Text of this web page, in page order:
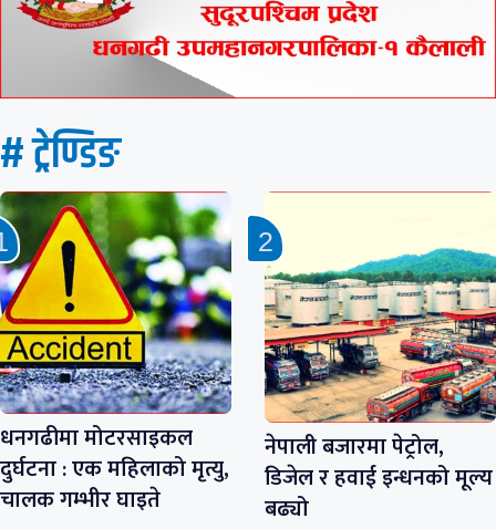
# ट्रेण्डिङ
धनगढीमा मोटरसाइकल
दुर्घटना : एक महिलाको मृत्यु,
चालक गम्भीर घाइते
नेपाली बजारमा पेट्रोल,
डिजेल र हवाई इन्धनको मूल्य
बढ्यो